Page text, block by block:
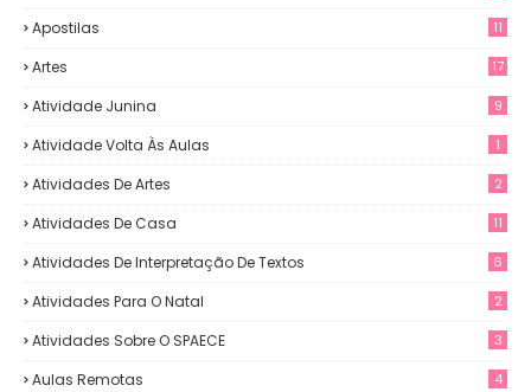
Apostilas 11
Artes 17
Atividade Junina 9
Atividade Volta Às Aulas 1
Atividades De Artes 2
Atividades De Casa 11
Atividades De Interpretação De Textos 6
Atividades Para O Natal 2
Atividades Sobre O SPAECE 3
Aulas Remotas 4